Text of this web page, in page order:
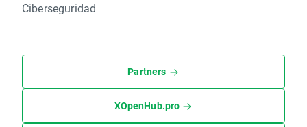
Ciberseguridad
Partners
XOpenHub.pro